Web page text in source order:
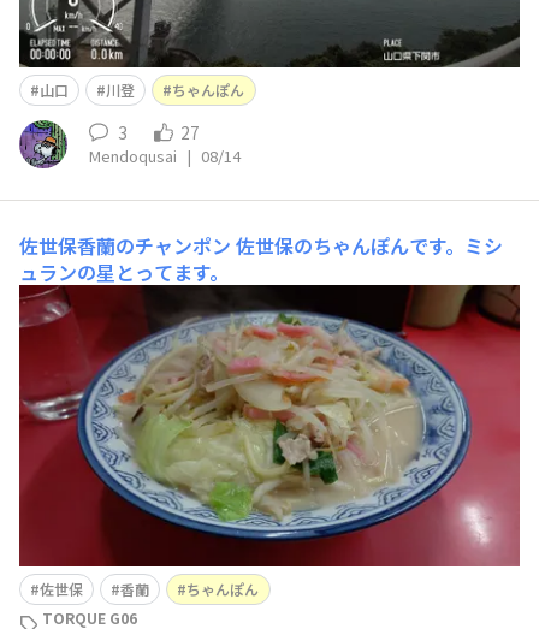
山口 川登 ちゃんぽん
3 27
Mendoqusai | 08/14
佐世保香蘭のチャンポン 佐世保のちゃんぽんです。ミシ
ュランの星とってます。
佐世保 香蘭
ちゃんぽん
TORQUE G06